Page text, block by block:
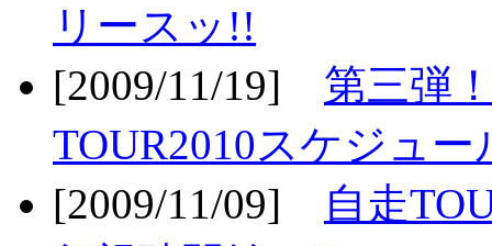
リースッ!!
[2009/11/19] 第三弾
TOUR2010スケジュー
[2009/11/09]
自走